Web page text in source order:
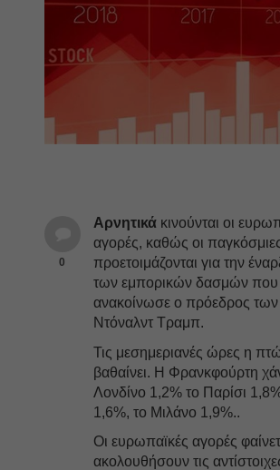
0
Αρνητικά κινούνται οι
αγορές, καθώς οι
προετοιμάζονται για την
των εμπορικών δασμών που
ανακοίνωσε ο πρόεδρος
Ντόναλντ Τραμπ.
Τις μεσημεριανές ώρες η
βαθαίνει. Η Φρανκφούρτη
Λονδίνο 1,2% το Παρίσι
1,6%, το Μιλάνο 1,9%..
Οι ευρωπαϊκές αγορές
ακολουθήσουν τις